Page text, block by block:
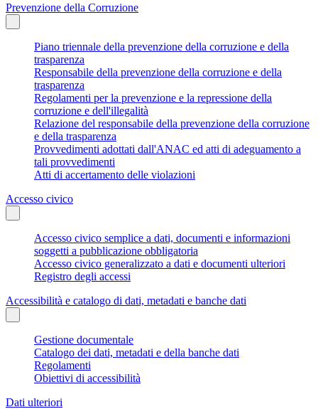
Prevenzione della Corruzione
Piano triennale della prevenzione della corruzione e della
trasparenza
Responsabile della prevenzione della corruzione e della
trasparenza
Regolamenti per la prevenzione e la repressione della
corruzione e dell'illegalità
Relazione del responsabile della prevenzione della corruzione
e della trasparenza
Provvedimenti adottati dall'ANAC ed atti di adeguamento a
tali provvedimenti
Atti di accertamento delle violazioni
Accesso civico
Accesso civico semplice a dati, documenti e informazioni
soggetti a pubblicazione obbligatoria
Accesso civico generalizzato a dati e documenti ulteriori
Registro degli accessi
Accessibilità e catalogo di dati, metadati e banche dati
Gestione documentale
Catalogo dei dati, metadati e della banche dati
Regolamenti
Obiettivi di accessibilità
Dati ulteriori